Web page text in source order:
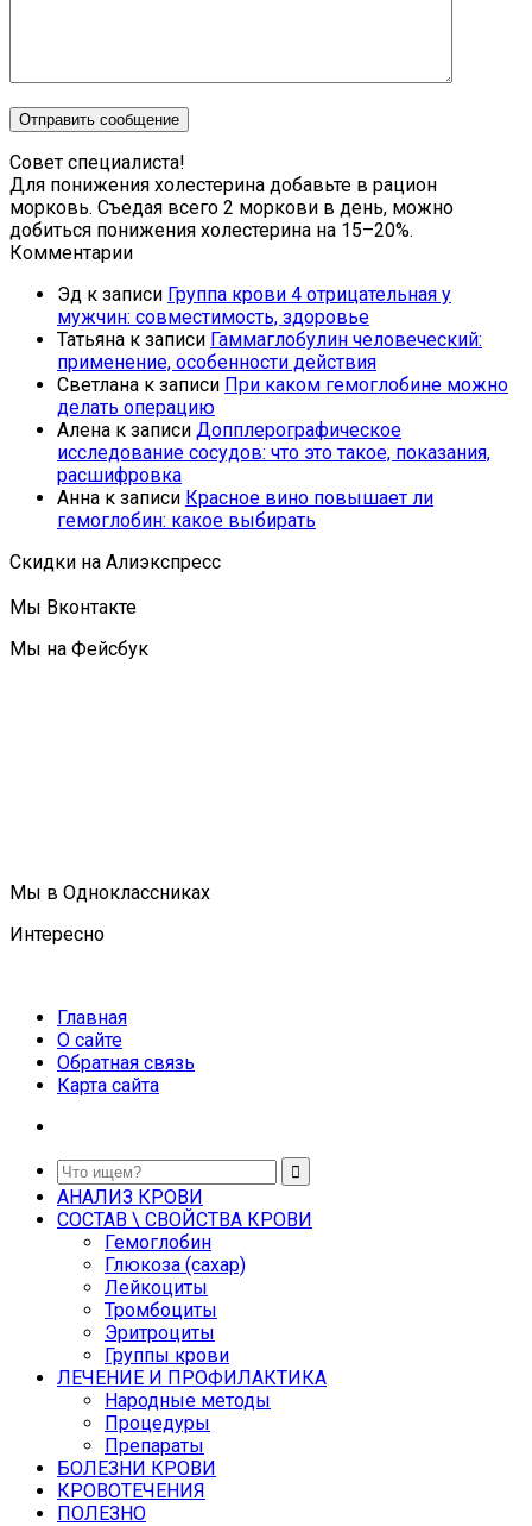
Совет специалиста!
Для понижения холестерина добавьте в рацион
морковь. Съедая всего 2 моркови в день, можно
добиться понижения холестерина на 15–20%.
Комментарии
Эд к записи Группа крови 4 отрицательная у
мужчин: совместимость, здоровье
Татьяна к записи Гаммаглобулин человеческий:
применение, особенности действия
Светлана к записи При каком гемоглобине можно
делать операцию
Алена к записи Допплерографическое
исследование сосудов: что это такое, показания,
расшифровка
Анна к записи Красное вино повышает ли
гемоглобин: какое выбирать
Скидки на Алиэкспресс
Мы Вконтакте
Мы на Фейсбук
Мы в Одноклассниках
Интересно
Главная
О сайте
Обратная связь
Карта сайта
АНАЛИЗ КРОВИ
СОСТАВ \ СВОЙСТВА КРОВИ
Гемоглобин
Глюкоза (сахар)
Лейкоциты
Тромбоциты
Эритроциты
Группы крови
ЛЕЧЕНИЕ И ПРОФИЛАКТИКА
Народные методы
Процедуры
Препараты
БОЛЕЗНИ КРОВИ
КРОВОТЕЧЕНИЯ
ПОЛЕЗНО